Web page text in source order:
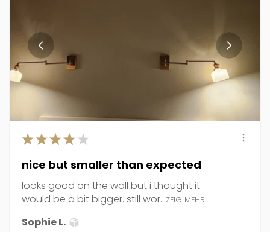
★★★★ ★
nice but smaller than expected
looks good on the wall but i thought it
would be a bit bigger. still wor...ZEIG MEHR
Sophie L.